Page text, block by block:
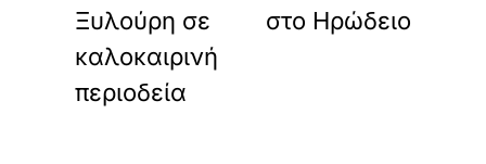
Ξυλούρη σε
καλοκαιρινή
περιοδεία
στο Ηρώδειο